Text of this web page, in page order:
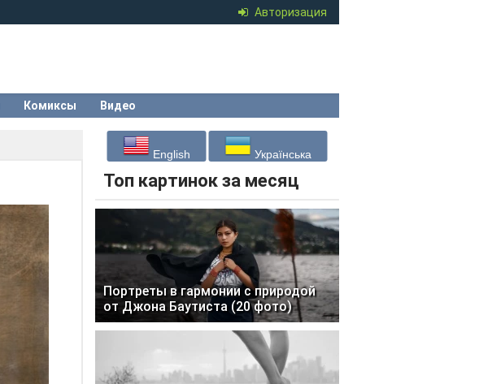
Авторизация
Комиксы Видео
English Українська
Топ картинок за месяц
Портреты в гармонии с природой
от Джона Баутиста (20 фото)